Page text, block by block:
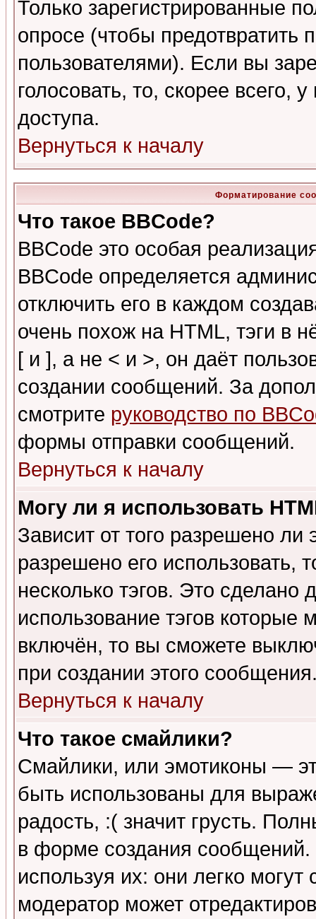
Только зарегистрированные
опросе (чтобы предотвратить
пользователями). Если вы
голосовать, то, скорее всего,
доступа.
Вернуться к началу
Форматирование
Что такое BBCode?
BBCode это особая
BBCode определяется
отключить его в каждом
очень похож на HTML, тэги в
[ и ], а не < и >, он даёт
создании сообщений. За
смотрите руководство по
формы отправки сообщений.
Вернуться к началу
Могу ли я использовать
Зависит от того разрешено
разрешено его использовать,
несколько тэгов. Это сделано
использование тэгов
включён, то вы сможете
при создании этого
Вернуться к началу
Что такое смайлики?
Смайлики, или эмотиконы —
быть использованы для
радость, :( значит грусть.
в форме создания сообщений.
используя их: они легко
модератор может